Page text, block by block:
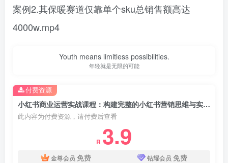
案例2.其保暖赛道仅靠单个sku总销售额高达
4000w.mp4
Youth means limitless possibilities.
年轻就是无限的可能
小红书商业运营实战课程：构建完整的小红书营销思维与实战能力，案例店铺月销破百万！
此内容为付费资源，请付费后查看
R 3.9
金尊会员 免费 钻耀会员 免费
付费资源